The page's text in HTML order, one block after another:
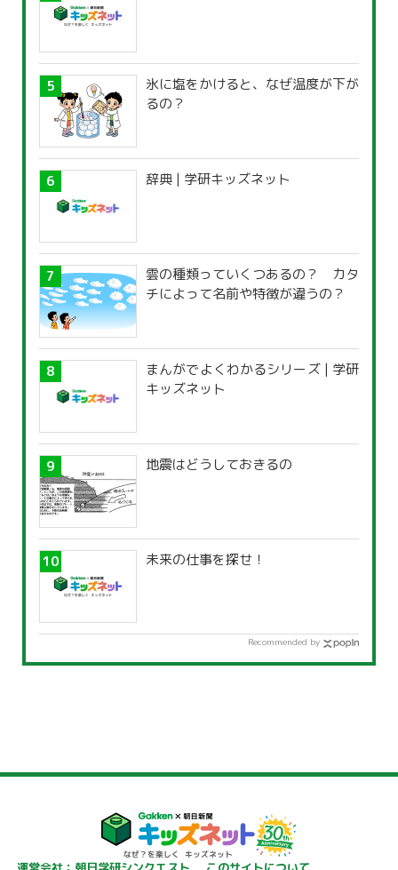
氷に塩をかけると、なぜ温度が下が
るの？
辞典 | 学研キッズネット
雲の種類っていくつあるの？ カタ
チによって名前や特徴が違うの？
まんがでよくわかるシリーズ | 学研
キッズネット
地震はどうしておきるの
未来の仕事を探せ！
Recommended by